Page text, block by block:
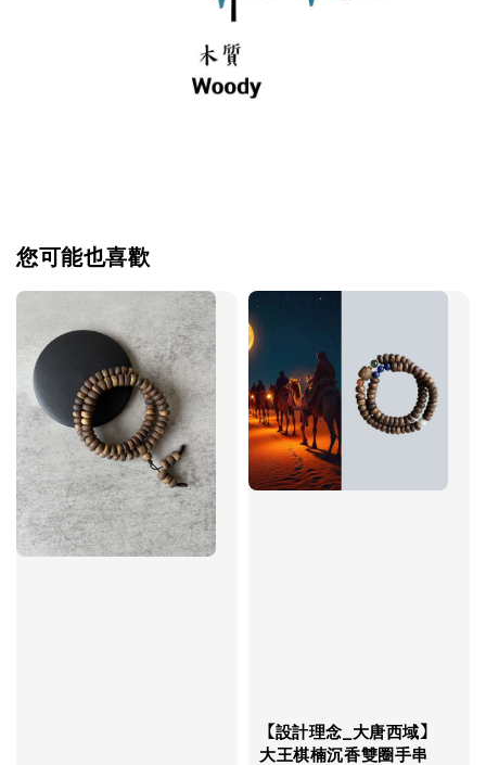
您可能也喜歡
【設計理念_大唐西域】
大王棋楠沉香雙圈手串